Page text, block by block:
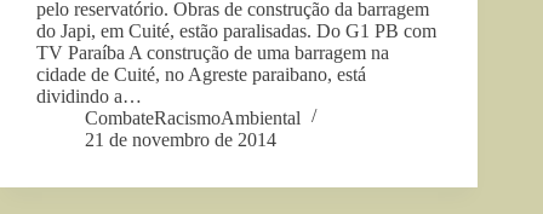
pelo reservatório. Obras de construção da barragem
do Japi, em Cuité, estão paralisadas. Do G1 PB com
TV Paraíba A construção de uma barragem na
cidade de Cuité, no Agreste paraibano, está
dividindo a…
CombateRacismoAmbiental
21 de novembro de 2014